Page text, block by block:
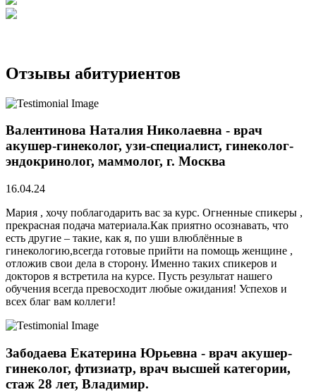
Отзывы абитуриентов
Валентинова Наталия Николаевна - врач
акушер-гинеколог, узи-специалист, гинеколог-
эндокринолог, маммолог, г. Москва
16.04.24
Мария , хочу поблагодарить вас за курс. Огненные спикеры ,
прекрасная подача материала.Как приятно осознавать, что
есть другие – такие, как я, по уши влюблённые в
гинекологию,всегда готовые прийти на помощь женщине ,
отложив свои дела в сторону. Именно таких спикеров и
докторов я встретила на курсе. Пусть результат нашего
обучения всегда превосходит любые ожидания! Успехов и
всех благ вам коллеги!
Забодаева Екатерина Юрьевна - врач акушер-
гинеколог, фтизиатр, врач высшей категории,
стаж 28 лет, Владимир.